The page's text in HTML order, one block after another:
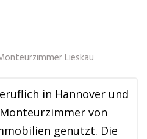
Lieskau
in Hannover und
von
genutzt. Die